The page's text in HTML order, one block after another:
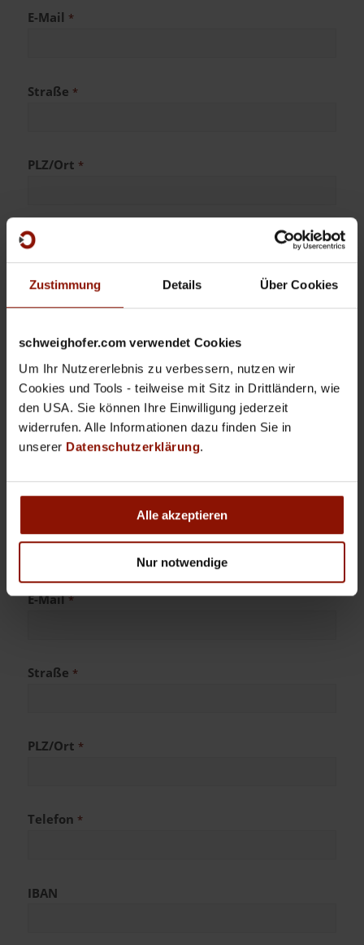
Zustimmung Details Über Cookies
schweighofer.com verwendet Cookies
Um Ihr Nutzererlebnis zu verbessern, nutzen wir
Cookies und Tools - teilweise mit Sitz in Drittländern, wie
den USA. Sie können Ihre Einwilligung jederzeit
widerrufen. Alle Informationen dazu finden Sie in
unserer Datenschutzerklärung.
Alle akzeptieren
Nur notwendige
E-Mail *
Straße *
PLZ/Ort *
Telefon
Ihre Daten
Vorname *
Nachname*
E-Mail*
Straße *
PLZ/Ort *
Telefon *
IBAN